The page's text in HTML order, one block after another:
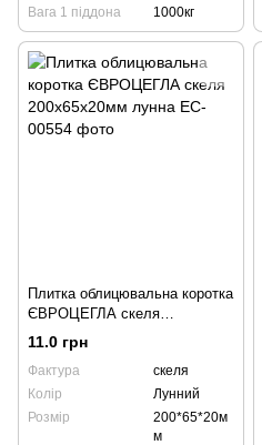
Вага 1 піддона 1000кг
Плитка облицювальна коротка
ЄВРОЦЕГЛА скеля
200х65х20мм лунна
11.0 грн
Фактура
скеля
Колір
Лунний
Розмір
200*65*20м
м